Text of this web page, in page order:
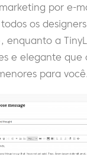
por e-
os
enquanto a
e elegante que
para você.